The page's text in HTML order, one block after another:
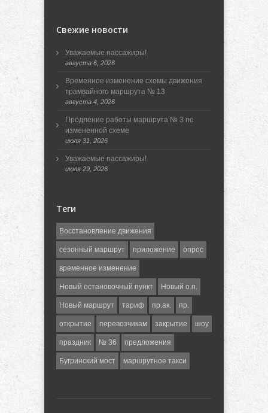
Свежие новости
Уважаемые пассажиры!
августа 6, 2026
Временное изменение схемы движения
трамвайного маршрута № 13
августа 4, 2026
Продление работы маршрута № 3 по
измененной схеме
июля 31, 2026
Уважаемые пассажиры!
июля 29, 2026
Теги
Восстановление движения
сезонный маршрут приложение опрос
временное изменение
Новый остановочный пункт Новый о.п.
Новый маршрут тариф пр.ак. пр.
открытие перевозчикам закрытие шоу
праздник № 36 предложения
Бугринский мост маршрутное такси